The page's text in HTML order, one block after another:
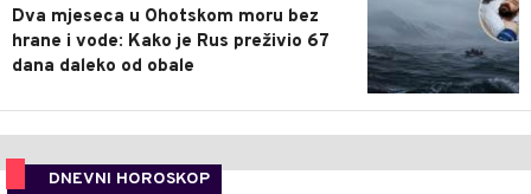
Dva mjeseca u Ohotskom moru bez
hrane i vode: Kako je Rus preživio 67
dana daleko od obale
DNEVNI HOROSKOP